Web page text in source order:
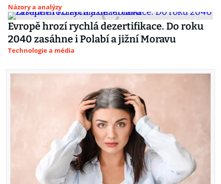
Názory a analýzy
Evropě hrozí rychlá dezertifikace. Do roku
2040 zasáhne i Polabí a jižní Moravu
Technologie a média